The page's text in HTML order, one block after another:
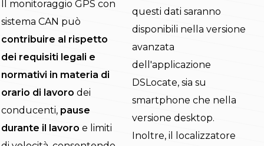
Il monitoraggio GPS con
sistema CAN può
contribuire al rispetto
dei requisiti legali e
normativi in materia di
orario di lavoro dei
conducenti, pause
durante il lavoro e limiti
questi dati saranno
disponibili nella versione
avanzata
dell'applicazione
DSLocate, sia su
smartphone che nella
versione desktop.
Inoltre, il localizzatore